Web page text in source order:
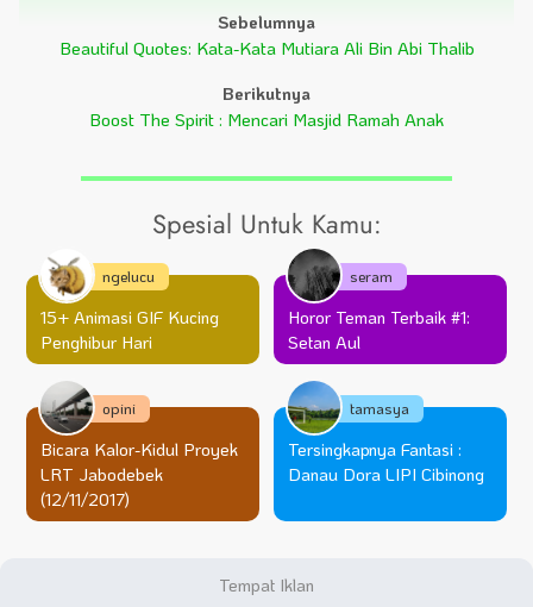
Sebelumnya
Beautiful Quotes: Kata-Kata Mutiara Ali Bin Abi Thalib
Berikutnya
Boost The Spirit : Mencari Masjid Ramah Anak
Spesial Untuk Kamu:
15+ Animasi GIF Kucing
Penghibur Hari
ngelucu
Horor Teman Terbaik #1:
Setan Aul
seram
Bicara Kalor-Kidul Proyek
LRT Jabodebek
(12/11/2017)
opini
Tersingkapnya Fantasi :
Danau Dora LIPI Cibinong
tamasya